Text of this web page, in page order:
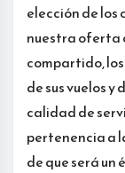
elección de los
nuestra oferta
compartido,
de sus vuelos
calidad de
pertenencia a
de que será